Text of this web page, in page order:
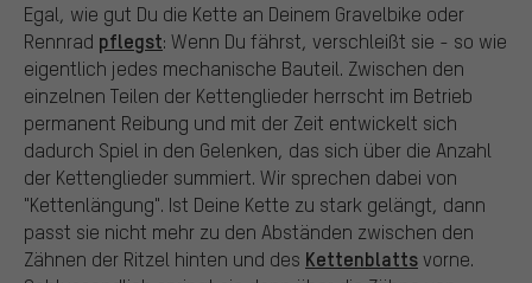
Egal, wie gut Du die Kette an Deinem Gravelbike oder
Rennrad pflegst: Wenn Du fährst, verschleißt sie - so wie
eigentlich jedes mechanische Bauteil. Zwischen den
einzelnen Teilen der Kettenglieder herrscht im Betrieb
permanent Reibung und mit der Zeit entwickelt sich
dadurch Spiel in den Gelenken, das sich über die Anzahl
der Kettenglieder summiert. Wir sprechen dabei von
"Kettenlängung". Ist Deine Kette zu stark gelängt, dann
passt sie nicht mehr zu den Abständen zwischen den
Zähnen der Ritzel hinten und des Kettenblattsvorne.